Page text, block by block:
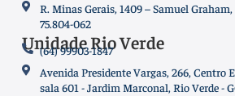
R. Minas Gerais, 1409 – Samuel Graham,
75.804-062
Unidade Rio Verde
(64) 99903-1847
Avenida Presidente Vargas, 266, Centro
sala 601 - Jardim Marconal, Rio Verde -